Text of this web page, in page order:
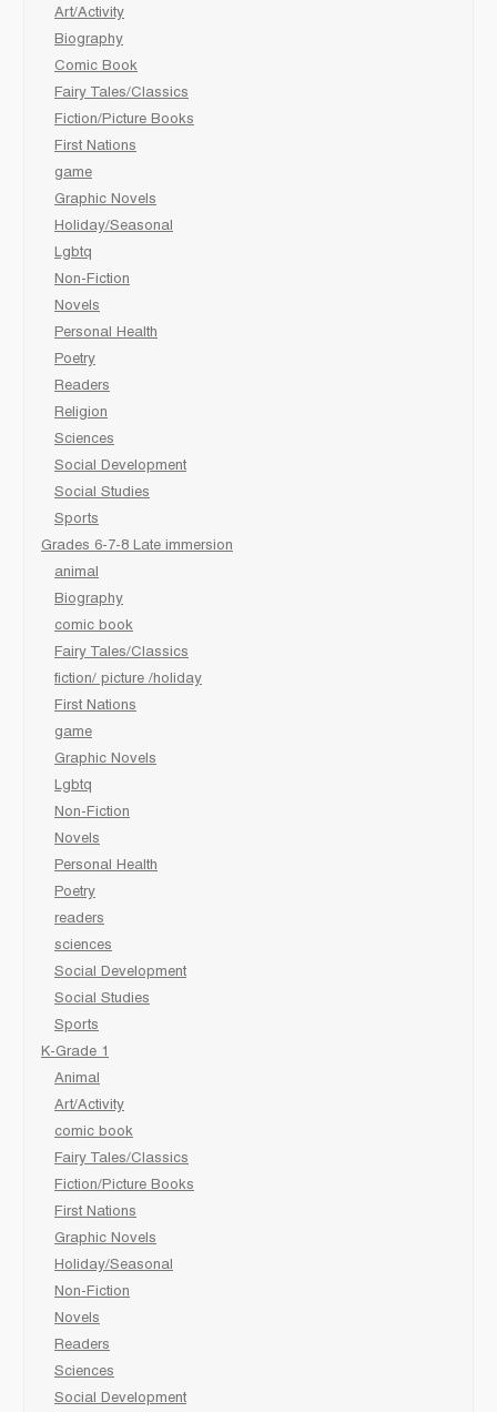
Art/Activity
Biography
Comic Book
Fairy Tales/Classics
Fiction/Picture Books
First Nations
game
Graphic Novels
Holiday/Seasonal
Lgbtq
Non-Fiction
Novels
Personal Health
Poetry
Readers
Religion
Sciences
Social Development
Social Studies
Sports
Grades 6-7-8 Late immersion
animal
Biography
comic book
Fairy Tales/Classics
fiction/ picture /holiday
First Nations
game
Graphic Novels
Lgbtq
Non-Fiction
Novels
Personal Health
Poetry
readers
sciences
Social Development
Social Studies
Sports
K-Grade 1
Animal
Art/Activity
comic book
Fairy Tales/Classics
Fiction/Picture Books
First Nations
Graphic Novels
Holiday/Seasonal
Non-Fiction
Novels
Readers
Sciences
Social Development